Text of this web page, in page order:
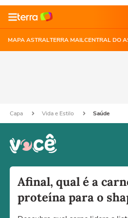
MAPA ASTRALTERRA MAILCENTRAL DO
Capa Vida e Estilo Saúde
Afinal, qual é a
proteína para o